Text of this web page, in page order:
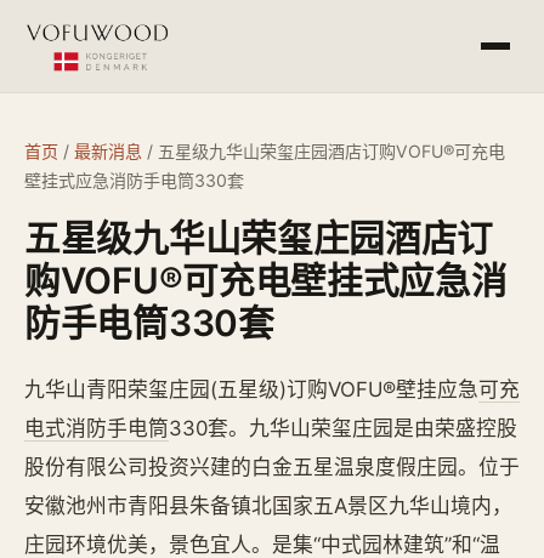
工程案例
常见问答
最新消息
杭州欧萨酒店设备有限公司
service@vofu.cn
0571-81672813
首页 / 最新消息 / 五星级九华山荣玺庄园酒店订购VOFU®可充电
壁挂式应急消防手电筒330套
五星级九华山荣玺庄园酒店订
购VOFU®可充电壁挂式应急消
防手电筒330套
九华山青阳荣玺庄园(五星级)订购VOFU®壁挂应急可充
电式消防手电筒330套。九华山荣玺庄园是由荣盛控股
股份有限公司投资兴建的白金五星温泉度假庄园。位于
安徽池州市青阳县朱备镇北国家五A景区九华山境内，
庄园环境优美，景色宜人。是集“中式园林建筑”和“温